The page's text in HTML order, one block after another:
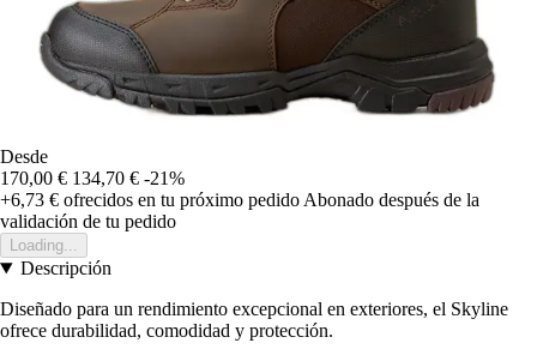
Desde
170,00 € 134,70 € -21%
+6,73 € ofrecidos en tu próximo pedido Abonado después de la
validación de tu pedido
Loading...
Descripción
Diseñado para un rendimiento excepcional en exteriores, el Skyline
ofrece durabilidad, comodidad y protección.